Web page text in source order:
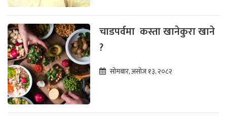
चाडपर्वमा कस्ता खानेकुरा खाने
?
सोमबार, असोज १३, २०८२